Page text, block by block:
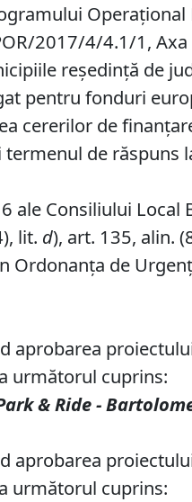
2017/4/4.1/1,
reşedinţă de
pentru fonduri
cererilor de
de răspuns
ale Consiliului Local
lit. d), art. 135, alin.
Ordonanța de
aprobarea
următorul cuprins:
& Ride -
aprobarea
următorul cuprins: